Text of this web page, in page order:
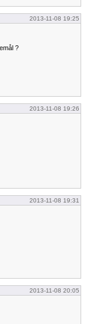
2013-11-08 19:25
?
2013-11-08 19:26
2013-11-08 19:31
2013-11-08 20:05